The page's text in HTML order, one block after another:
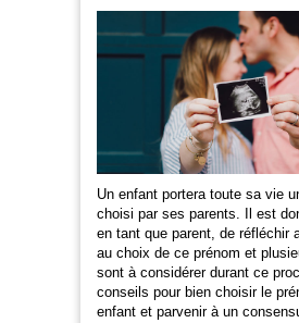
Un enfant portera toute sa vie
choisi par ses parents. Il est
en tant que parent, de réfléchir
au choix de ce prénom et
sont à considérer durant ce
conseils pour bien choisir le
enfant et parvenir à un